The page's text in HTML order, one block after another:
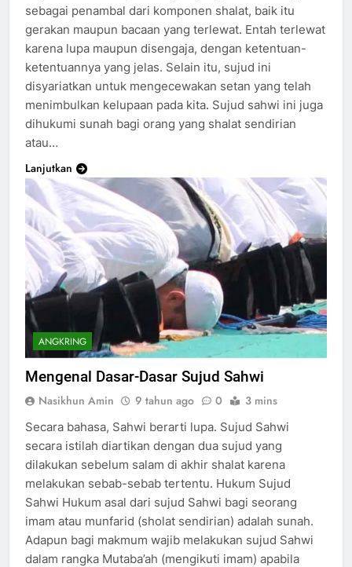
sebagai penambal dari komponen shalat, baik itu
gerakan maupun bacaan yang terlewat. Entah terlewat
karena lupa maupun disengaja, dengan ketentuan-
ketentuannya yang jelas. Selain itu, sujud ini
disyariatkan untuk mengecewakan setan yang telah
menimbulkan kelupaan pada kita. Sujud sahwi ini juga
dihukumi sunah bagi orang yang shalat sendirian
atau…
Lanjutkan
ANGKRING
Mengenal Dasar-Dasar Sujud Sahwi
Nasikhun Amin 9 tahun ago 0 3 mins
Secara bahasa, Sahwi berarti lupa. Sujud Sahwi
secara istilah diartikan dengan dua sujud yang
dilakukan sebelum salam di akhir shalat karena
melakukan sebab-sebab tertentu. Hukum Sujud
Sahwi Hukum asal dari sujud Sahwi bagi seorang
imam atau munfarid (sholat sendirian) adalah sunah.
Adapun bagi makmum wajib melakukan sujud Sahwi
dalam rangka Mutaba’ah (mengikuti imam) apabila